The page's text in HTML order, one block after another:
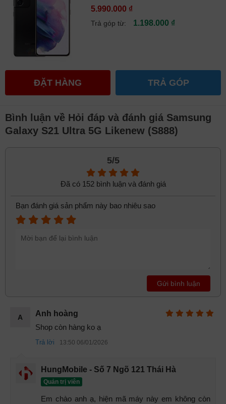
Ở phần khung camera sẽ được hoàn thiện dày hơn so với
phần thân vì vậy máy sẽ khá nặng ở phía trên. Thiết kế này
không cần phải dùng ốp lưng để bảo vệ cụm camera này.
Phần khung liền với camera
5.990.000 ₫
Trả góp từ: 1.198.000 ₫
ĐẶT HÀNG TRẢ GÓP
Bình luận về Hỏi đáp và đánh giá Samsung
Galaxy S21 Ultra 5G Likenew (S888)
5/5
Đã có 152 bình luận và đánh giá
Bạn đánh giá sản phẩm này bao nhiêu sao
Gửi bình luận
A
Anh hoàng
Shop còn hàng ko ạ
Trả lời 13:50 06/01/2026
HungMobile - Số 7 Ngõ 121 Thái Hà
Quản trị viên
Em chào anh ạ, hiện mã máy này em không còn